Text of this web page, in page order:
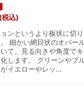
(税込)
ンというより板状に切
細かい網目状のオパー
て、見る向きや角度で
します。 グリーンやブ
イエローやレッ…